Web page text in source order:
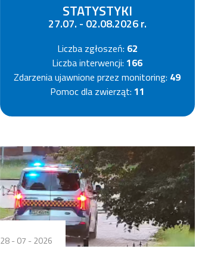
STATYSTYKI
27.07. - 02.08.2026 r.
Liczba zgłoszeń: 62
Liczba interwencji:166
Zdarzenia ujawnione przez monitoring: 49
Pomoc dla zwierząt: 11
28 - 07 - 2026